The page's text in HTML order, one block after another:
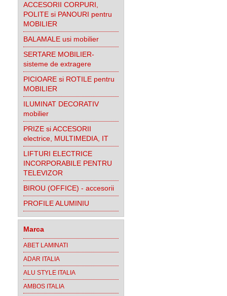
ACCESORII CORPURI,
POLITE si PANOURI pentru
MOBILIER
BALAMALE usi mobilier
SERTARE MOBILIER-
sisteme de extragere
PICIOARE si ROTILE pentru
MOBILIER
ILUMINAT DECORATIV
mobilier
PRIZE si ACCESORII
electrice, MULTIMEDIA, IT
LIFTURI ELECTRICE
INCORPORABILE PENTRU
TELEVIZOR
BIROU (OFFICE) - accesorii
PROFILE ALUMINIU
Marca
ABET LAMINATI
ADAR ITALIA
ALU STYLE ITALIA
AMBOS ITALIA